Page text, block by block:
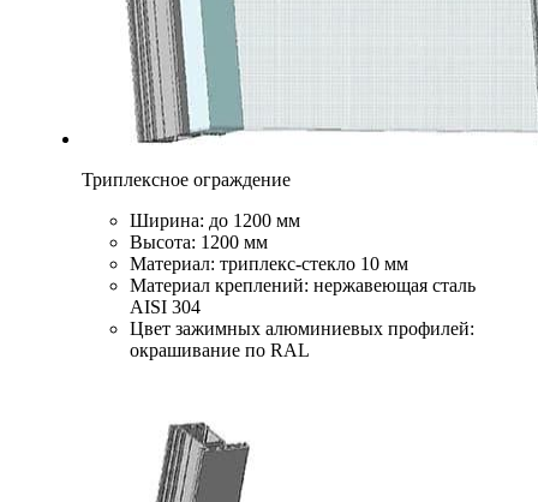
Триплексное ограждение
Ширина: до 1200 мм
Высота: 1200 мм
Материал: триплекс-стекло 10 мм
Материал креплений: нержавеющая сталь
AISI 304
Цвет зажимных алюминиевых профилей:
окрашивание по RAL